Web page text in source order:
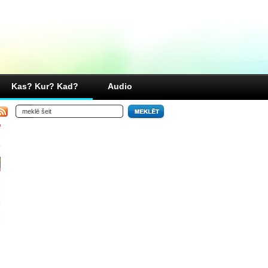
Kas? Kur? Kad? Audio